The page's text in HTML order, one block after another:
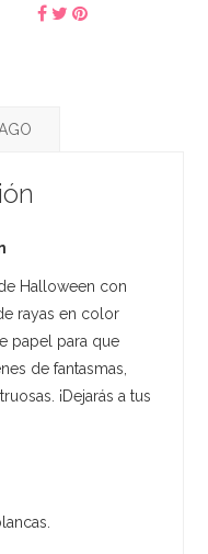
Halloween con
rayas en color
papel para que
de fantasmas,
¡Dejarás a tus